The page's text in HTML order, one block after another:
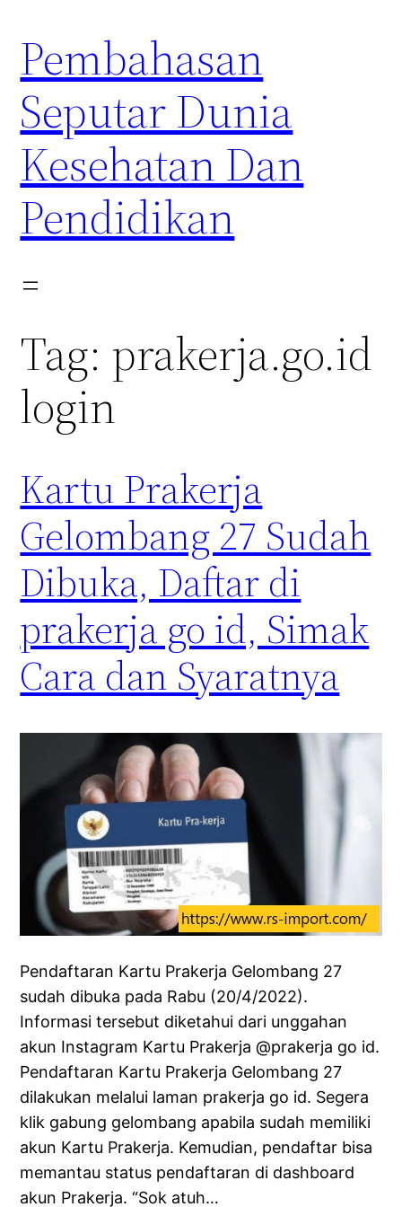
content
Pembahasan
Seputar Dunia
Kesehatan Dan
Pendidikan
Tag: prakerja.go.id
login
Kartu Prakerja
Gelombang 27 Sudah
Dibuka, Daftar di
prakerja go id, Simak
Cara dan Syaratnya
Pendaftaran Kartu Prakerja Gelombang 27
sudah dibuka pada Rabu (20/4/2022).
Informasi tersebut diketahui dari unggahan
akun Instagram Kartu Prakerja @prakerja go id.
Pendaftaran Kartu Prakerja Gelombang 27
dilakukan melalui laman prakerja go id. Segera
klik gabung gelombang apabila sudah memiliki
akun Kartu Prakerja. Kemudian, pendaftar bisa
memantau status pendaftaran di dashboard
akun Prakerja. “Sok atuh…